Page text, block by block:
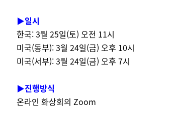
▶일시
한국: 3월 25일(토) 오전 11시
미국(동부): 3월 24일(금) 오후 10시
미국(서부): 3월 24일(금) 오후 7시
▶진행방식
온라인 화상회의 Zoom